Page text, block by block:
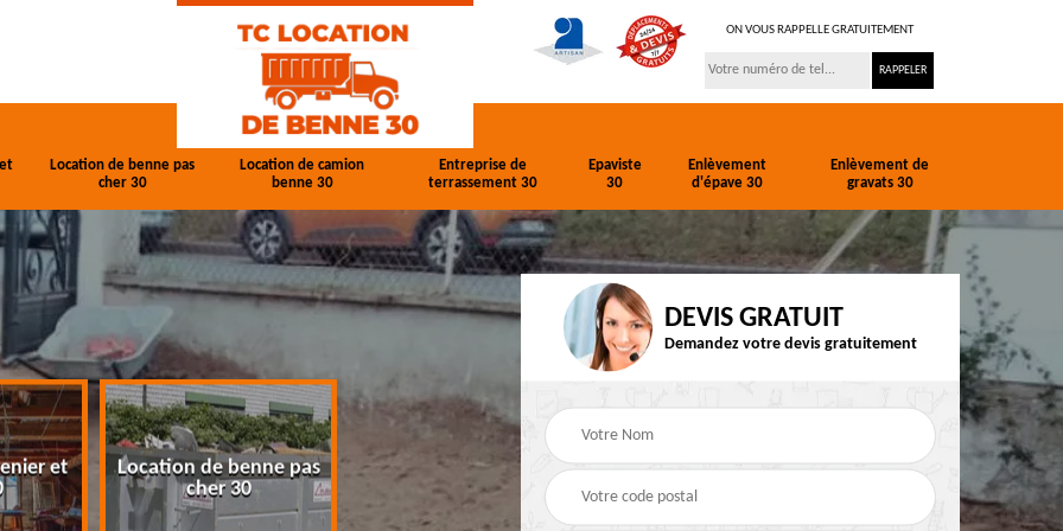
ON VOUS RAPPELLE GRATUITEMENT
Location de benne pas
cher 30
Location de camion
benne 30
Entreprise de
terrassement 30
Epaviste
30
Enlèvement
d'épave 30
Enlèvement de
gravats 30
et
Location de benne pas
cher 30
Location de camion
benne 30
Entreprise de
terrassement 30
Epaviste 30
DEVIS GRATUIT
Demandez votre devis gratuitement